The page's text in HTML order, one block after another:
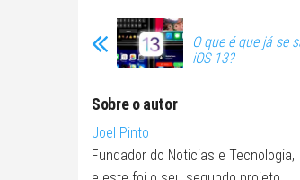
O que é que já se
iOS 13?
Sobre o autor
Joel Pinto
Fundador do Noticias e Tecnologia,